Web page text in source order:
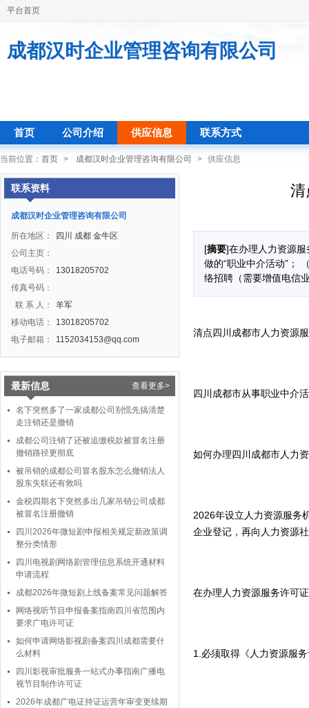
平台首页
成都汉时企业管理咨询有限公司
首页 公司介绍 供应信息 联系方式
当前位置： 首页 > 成都汉时企业管理咨询有限公司 > 供应信息
联系资料
成都汉时企业管理咨询有限公司
所在地区：
四川 成都 金牛区
公司主页：
电话号码：
13018205702
传真号码：
联 系 人：
羊军
移动电话：
13018205702
电子邮箱：
1152034153@qq.com
最新信息 查看更多>
名下突然多了一家成都公司别慌先搞清楚
走注销还是撤销
成都公司注销了还被追缴税款被冒名注册
撤销路径更彻底
被吊销的成都公司冒名股东怎么撤销法人
股东失联还有救吗
金税四期名下突然多出几家吊销公司成都
被冒名注册撤销
四川2026年微短剧申报相关规定新政策调
整分类情形
四川电视剧网络剧管理信息系统开通材料
申请流程
成都2026年微短剧上线备案常见问题解答
网络视听节目申报备案指南四川省范围内
要求广电许可证
如何申请网络影视剧备案四川成都需要什
么材料
四川影视审批服务一站式办事指南广播电
视节目制作许可证
2026年成都广电证持证运营年审变更续期
清
[摘要]在办理人力资源服
做的“职业中介活动”；
络招聘（需要增值电信
清点四川成都市人力资源
四川成都市从事职业中介
如何办理四川成都市人力
2026年设立人力资源服务
企业登记，再向人力资源
在办理人力资源服务许可
1.必须取得《人力资源服